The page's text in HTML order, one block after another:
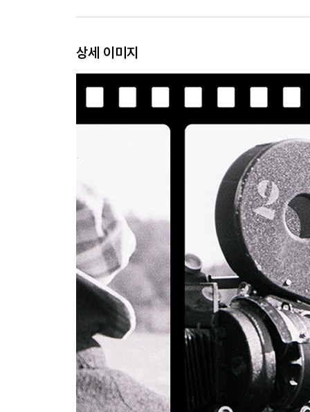
[인터뷰] 수전 손택은 왜 영화를 만드는가?
〈칼 형제〉 대본집 서문
[인터뷰] 짐 매클로플린과의 미공개 대화
Ⅳ
1982년에 꼽은 최고의 영화 TOP 10 목록
마이클 스턴에게 보낸 편지
마이클 섐버그에게 보내는 편지 두 통
모니켄담의 〈어머니 다오〉(온타리오 영화제 셀
일본 영화들에 관하여(개막 연설)
[인터뷰] 영화의 재탄생
[인터뷰] 배우 한나 쉬굴라와의 대화
옮긴이의 말 - 홍한별
상세 이미지